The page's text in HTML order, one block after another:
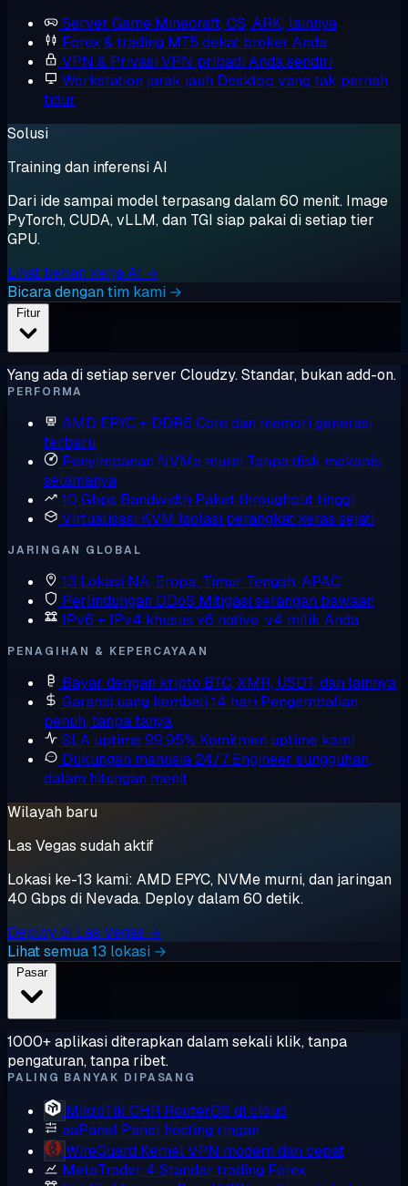
Server Game Minecraft, CS, ARK, lainnya
Forex & trading MT5 dekat broker Anda
VPN & Privasi VPN pribadi Anda sendiri
Workstation jarak jauh Desktop yang tak pernah
tidur
Solusi
Training dan inferensi AI
Dari ide sampai model terpasang dalam 60 menit. Image
PyTorch, CUDA, vLLM, dan TGI siap pakai di setiap tier
GPU.
Lihat beban kerja AI →
Bicara dengan tim kami →
Fitur
Yang ada di setiap server Cloudzy. Standar, bukan add-on.
PERFORMA
AMD EPYC + DDR5 Core dan memori generasi
terbaru
Penyimpanan NVMe murni Tanpa disk mekanis,
selamanya
10 Gbps Bandwidth Paket throughput tinggi
Virtualisasi KVM Isolasi perangkat keras sejati
JARINGAN GLOBAL
13 Lokasi NA, Eropa, Timur Tengah, APAC
Perlindungan DDoS Mitigasi serangan bawaan
IPv6 + IPv4 khusus v6 native, v4 milik Anda
PENAGIHAN & KEPERCAYAAN
Bayar dengan kripto BTC, XMR, USDT, dan lainnya
Garansi uang kembali 14 hari Pengembalian
penuh, tanpa tanya
SLA uptime 99,95% Komitmen uptime kami
Dukungan manusia 24/7 Engineer sungguhan,
dalam hitungan menit
Wilayah baru
Las Vegas sudah aktif
Lokasi ke-13 kami: AMD EPYC, NVMe murni, dan jaringan
40 Gbps di Nevada. Deploy dalam 60 detik.
Deploy di Las Vegas →
Lihat semua 13 lokasi →
Pasar
1000+ aplikasi diterapkan dalam sekali klik, tanpa
pengaturan, tanpa ribet.
PALING BANYAK DIPASANG
MikroTik CHR RouterOS di cloud
aaPanel Panel hosting ringan
WireGuard Kernel VPN modern dan cepat
MetaTrader 4 Standar trading Forex